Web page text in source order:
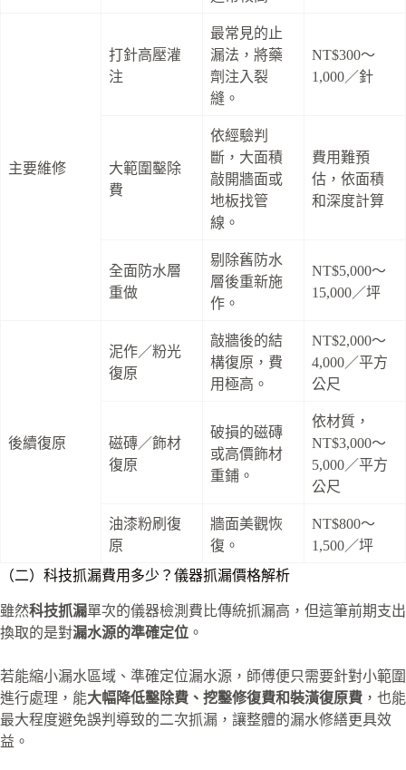
主要維修
打針高壓灌
注
最常見的止
漏法，將藥
劑注入裂
縫。
NT$300～
1,000／針
大範圍鑿除
費
依經驗判
斷，大面積
敲開牆面或
地板找管
線。
費用難預
估，依面積
和深度計算
全面防水層
重做
剔除舊防水
層後重新施
作。
NT$5,000～
15,000／坪
後續復原
泥作／粉光
復原
敲牆後的結
構復原，費
用極高。
NT$2,000～
4,000／平方
公尺
磁磚／飾材
復原
破損的磁磚
或高價飾材
重鋪。
依材質，
NT$3,000～
5,000／平方
公尺
油漆粉刷復
原
牆面美觀恢
復。
NT$800～
1,500／坪
（二）科技抓漏費用多少？儀器抓漏價格解析
雖然科技抓漏單次的儀器檢測費比傳統抓漏高，但這筆前期支出
換取的是對漏水源的準確定位 。
若能縮小漏水區域、準確定位漏水源，師傅便只需要針對小範圍
進行處理，能大幅降低鑿除費、挖鑿修復費和裝潢復原費 ，也能
最大程度避免誤判導致的二次抓漏，讓整體的漏水修繕更具效
益。